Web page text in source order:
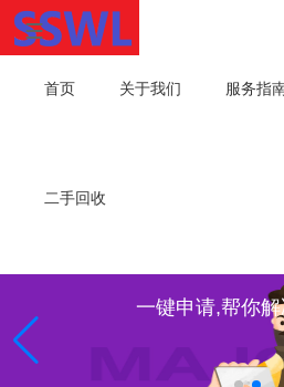
首页 关于我们 服务指
二手回收
专业维修，我们